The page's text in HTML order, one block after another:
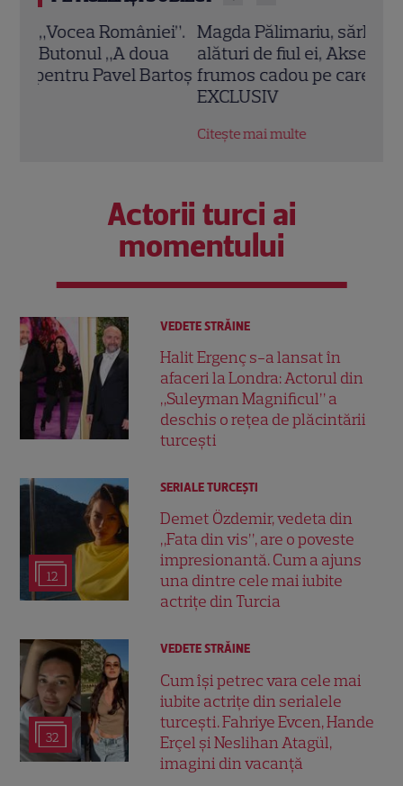
Magda Pălimariu, sărbătoare dublă
alături de fiul ei, Aksel. „Este cel mai
frumos cadou pe care mi l-a făcut viața”.
Actorii turci ai
momentului
VEDETE STRĂINE
Halit Ergenç s-a lansat în
afaceri la Londra: Actorul din
„Suleyman Magnificul” a
deschis o rețea de plăcintării
turcești
12
SERIALE TURCEŞTI
Demet Özdemir, vedeta din
„Fata din vis”, are o poveste
impresionantă. Cum a ajuns
una dintre cele mai iubite
actrițe din Turcia
32
VEDETE STRĂINE
Cum își petrec vara cele mai
iubite actrițe din serialele
turcești. Fahriye Evcen, Hande
Erçel și Neslihan Atagül,
imagini din vacanță